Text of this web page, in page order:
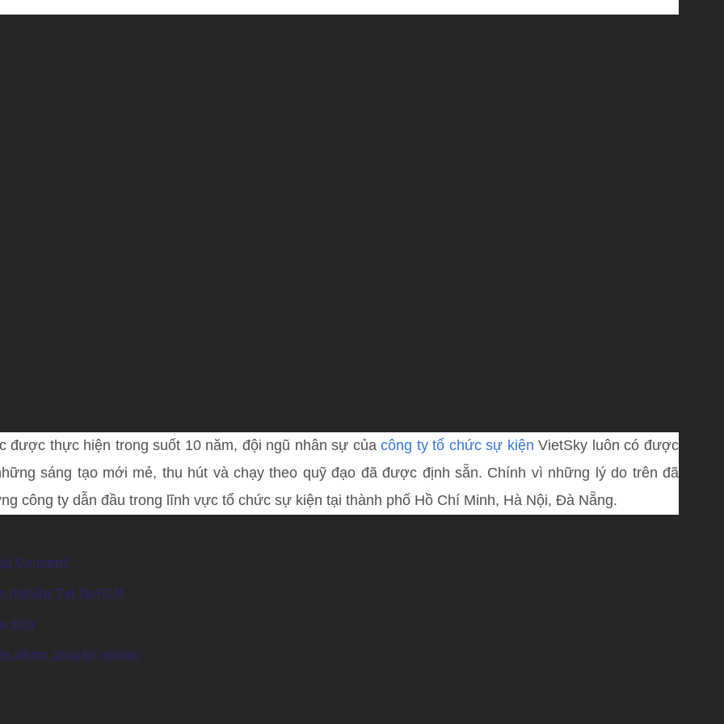
được thực hiện trong suốt 10 năm, đội ngũ nhân sự củacông ty tổ chức sự kiện VietSky luôn có được
sáng tạo mới mẻ, thu hút và chạy theo quỹ đạo đã được định sẵn. Chính vì những lý do trên đã
công ty dẫn đầu trong lĩnh vực tổ chức sự kiện tại thành phố Hồ Chí Minh, Hà Nội, Đà Nẵng.
Concept
Nghiệp Tại Tp.HCM
kiện
phẩm chuyên nghiệp